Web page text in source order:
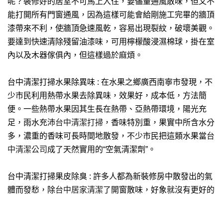
能打開所有門窗通風，因為這樣可能會給剛施工完畢的牆頂
漆帶來不利，使牆頂急速風乾，容易出現裂紋，破壞美觀。
要達到快速清除殘留油漆味，可用檸檬酸浸濕棉球，掛在室
內以及木器傢俱內，但這樣過於麻煩。
台中清潔打掃水果除異味 : 在水果之鄉廣西南寧市發現，不
少市民利用熱帶水果去除異味，效果好，成本低，方法簡
便。一些熱帶水果因其生長在熱帶、亞熱帶環境，陽光充
足，雨水充沛台中清潔打掃 ，香味特別重，果實中所含水分
多，濃重的香味可長時間地散發，不少市民把這類水果當台
中清潔公司 成了天然實用的“空氣清潔劑”。
台中清潔打掃果皮除臭 : 許多人都為新裝修房中散發出的氣
體而發愁，除台中居家清潔了開窗散味，好象就沒有更好的